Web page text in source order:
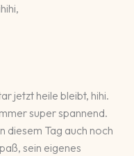
jetzt heile bleibt, hihi.
super spannend.
diesem Tag auch noch
sein eigenes